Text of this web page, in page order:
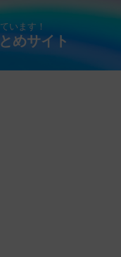
います！
めサイト